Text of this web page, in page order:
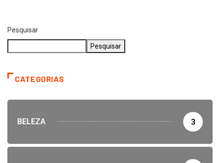
Pesquisar
Pesquisar
CATEGORIAS
BELEZA 3